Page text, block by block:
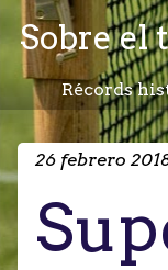
Sobre el
Récords
26 febrero